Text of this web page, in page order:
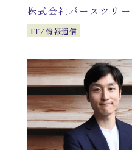
株式会社パースツリー
IT/情報通信